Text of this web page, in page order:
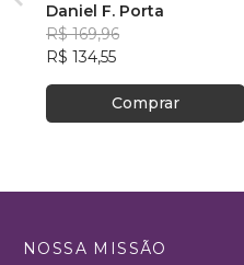
Rumo ao Desconhecido
Daniel F. Porta
R$ 169,96
R$ 134,55
Comprar
NOSSA MISSÃO